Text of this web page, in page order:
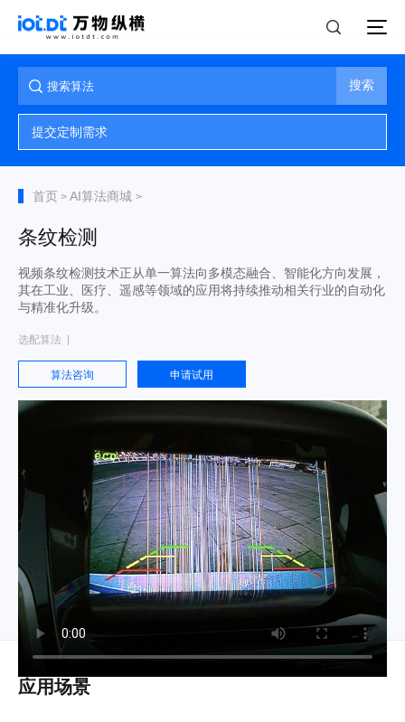
搜索
提交定制需求
首页 > AI算法商城 >
条纹检测
视频条纹检测技术正从单一算法向多模态融合、智能化方向发展，
其在工业、医疗、遥感等领域的应用将持续推动相关行业的自动化
与精准化升级。
选配算法
算法咨询 申请试用
应用场景